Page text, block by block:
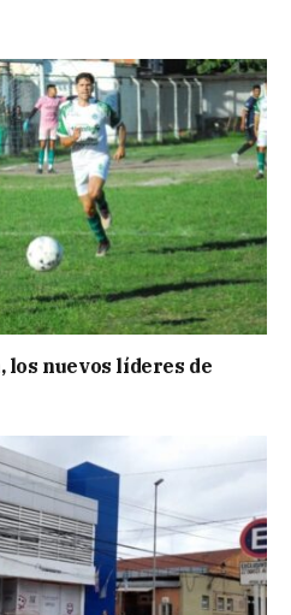
los nuevos líderes de